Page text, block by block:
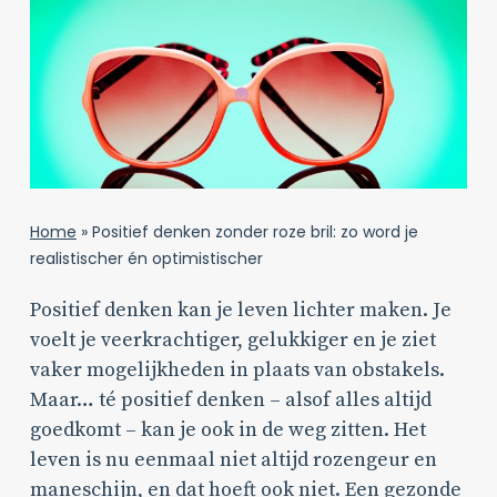
Home » Positief denken zonder roze bril: zo word je
realistischer én optimistischer
Positief denken kan je leven lichter maken. Je
voelt je veerkrachtiger, gelukkiger en je ziet
vaker mogelijkheden in plaats van obstakels.
Maar… té positief denken – alsof alles altijd
goedkomt – kan je ook in de weg zitten. Het
leven is nu eenmaal niet altijd rozengeur en
maneschijn, en dat hoeft ook niet. Een gezonde